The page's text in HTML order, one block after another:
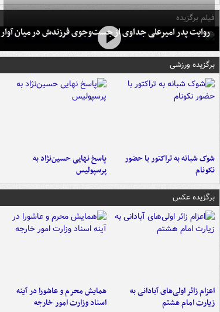
فیلم برگزیده
روایت پدر امیرعلی جداوی از جست‌وجوی فرزندش در میان آوار
برگزیده ورزشی
شوک شبانه به تراکتور با حضور
نکونام
پاسخ نهایی حسین‌نژاد به
پرسپولیس
برگزیده عکس
اعزام زائر اولی‌های آبادانی به
زیارت امام هشتم
همایش محرم و عاشورا در آینه
اسناد وزارت امور خارجه